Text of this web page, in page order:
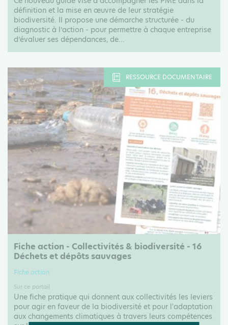
définition et la mise en œuvre de leur stratégie
biodiversité. Il propose une démarche structurée - du
diagnostic à l’action - pour permettre à chaque entreprise
d’évaluer ses dépendances, de...
RESSOURCE DOCUMENTAIRE
Fiche action - Collectivités & biodiversité - 16
Déchets et dépôts sauvages
Fiche action
Sur ce portail
Une fiche pratique qui donnent aux collectivités les leviers
pour agir en faveur de la biodiversité et pour l'adaptation
aux changements climatiques à travers leurs compétences